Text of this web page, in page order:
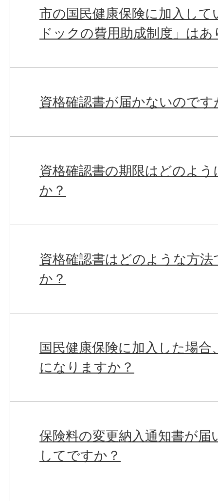
市の国民健康保険に加入し
ドックの費用助成制度」は
資格確認書が届かないのです
資格確認書の期限はどのよ
か？
資格確認書はどのような方
か？
国民健康保険に加入した場
になりますか？
保険料の変更納入通知書が
してですか？